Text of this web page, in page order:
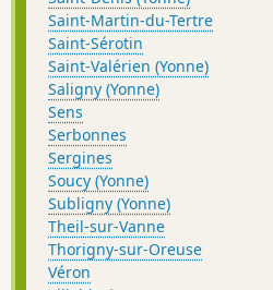
Saint-Martin-du-Tertre
Saint-Sérotin
Saint-Valérien (Yonne)
Saligny (Yonne)
Sens
Serbonnes
Sergines
Soucy (Yonne)
Subligny (Yonne)
Theil-sur-Vanne
Thorigny-sur-Oreuse
Véron